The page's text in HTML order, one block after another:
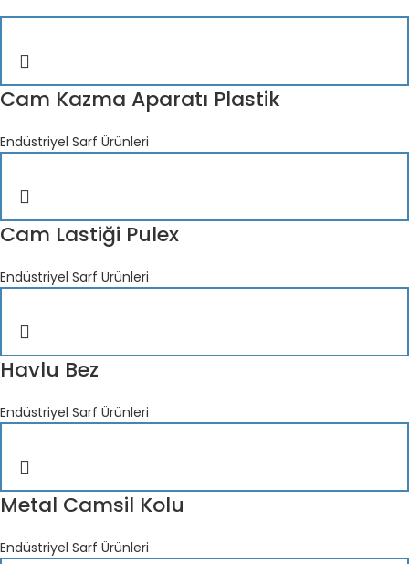
Cam Kazma Aparatı Plastik
Endüstriyel Sarf Ürünleri
Cam Lastiği Pulex
Endüstriyel Sarf Ürünleri
Havlu Bez
Endüstriyel Sarf Ürünleri
Metal Camsil Kolu
Endüstriyel Sarf Ürünleri